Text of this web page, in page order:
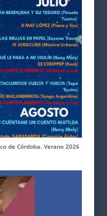
de Córdoba. Verano 2026